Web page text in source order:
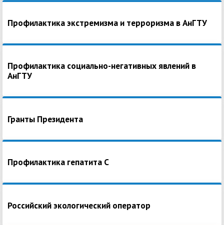
Профилактика экстремизма и терроризма в АнГТУ
Профилактика социально-негативных явлений в
АнГТУ
Гранты Президента
Профилактика гепатита С
Российский экологический оператор